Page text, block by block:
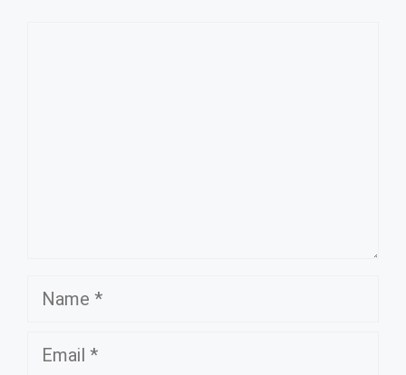
Name
Email